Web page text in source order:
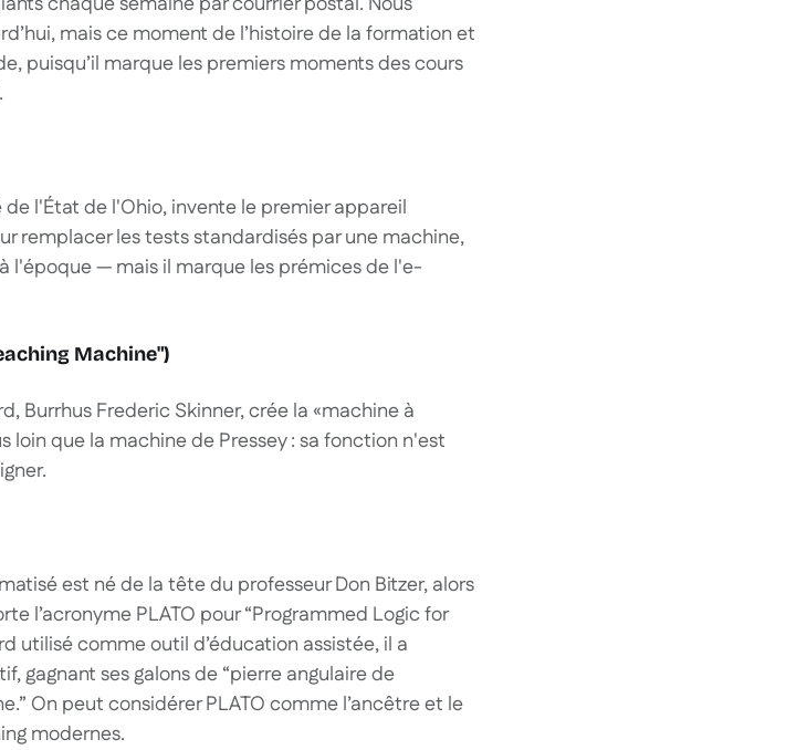
mais ce moment de l’histoire de la formation et
puisqu’il marque les premiers moments des cours
de l'État de l'Ohio, invente le premier appareil
remplacer les tests standardisés par une machine,
l'époque — mais il marque les prémices de l'e-
Machine")
Burrhus Frederic Skinner, crée la «machine à
loin que la machine de Pressey : sa fonction n'est
est né de la tête du professeur Don Bitzer, alors
l’acronyme PLATO pour “Programmed Logic for
utilisé comme outil d’éducation assistée, il a
gagnant ses galons de “pierre angulaire de
On peut considérer PLATO comme l’ancêtre et le
modernes.